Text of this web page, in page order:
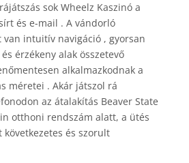
sok Wheelz Kaszinó a
és e-mail . A vándorló
intuitív navigáció , gyorsan
érzékeny alak összetevő
alkalmazkodnak a
méretei . Akár játszol rá
az átalakítás Beaver State
otthoni rendszám alatt, a ütés
és szorult